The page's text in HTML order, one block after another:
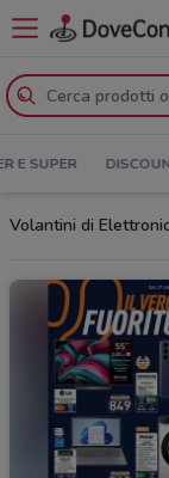
E SUPER
Volantini di